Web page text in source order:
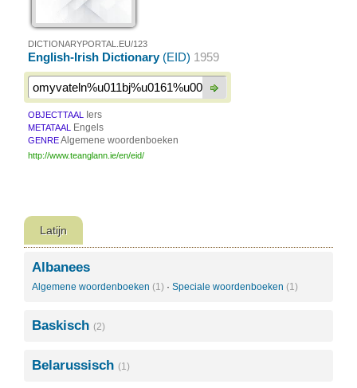
DICTIONARYPORTAL.EU/123
English-Irish Dictionary (EID) 1959
OBJECTTAAL Iers
METATAAL Engels
GENREAlgemene woordenboeken
http://www.teanglann.ie/en/eid/
Latijn
Albanees
Algemene woordenboeken (1) · Speciale woordenboeken (1)
Baskisch (2)
Belarussisch (1)